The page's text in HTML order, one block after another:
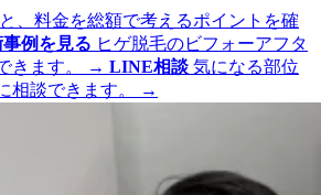
、料金を総額で考えるポイントを確
例を見る ヒゲ脱毛のビフォーアフタ
きます。
→ LINE相談 気になる部位
相談できます。
→